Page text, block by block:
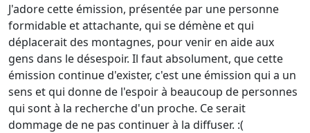
J'adore cette émission, présentée par une personne
formidable et attachante, qui se démène et qui
déplacerait des montagnes, pour venir en aide aux
gens dans le désespoir. Il faut absolument, que cette
émission continue d'exister, c'est une émission qui a un
sens et qui donne de l'espoir à beaucoup de personnes
qui sont à la recherche d'un proche. Ce serait
dommage de ne pas continuer à la diffuser. :(